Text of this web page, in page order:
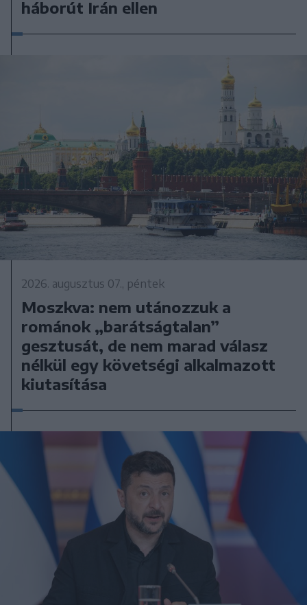
háborút Irán ellen
2026. augusztus 07., péntek
Moszkva: nem utánozzuk a
románok „barátságtalan”
gesztusát, de nem marad válasz
nélkül egy követségi alkalmazott
kiutasítása